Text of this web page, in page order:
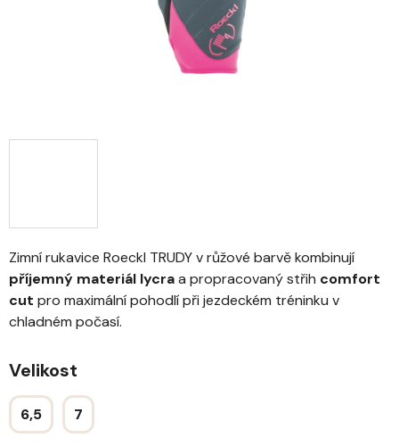
Zimní rukavice Roeckl TRUDY v růžové barvě kombinují
příjemný materiál lycraa propracovaný střih comfort
cut pro maximální pohodlí při jezdeckém tréninku v
chladném počasí.
Velikost
6,5 7